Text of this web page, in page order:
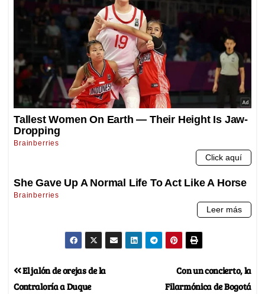
Con un concierto, la
Filarmónica de Bogotá
El jalón de orejas de la
Contraloría a Duque